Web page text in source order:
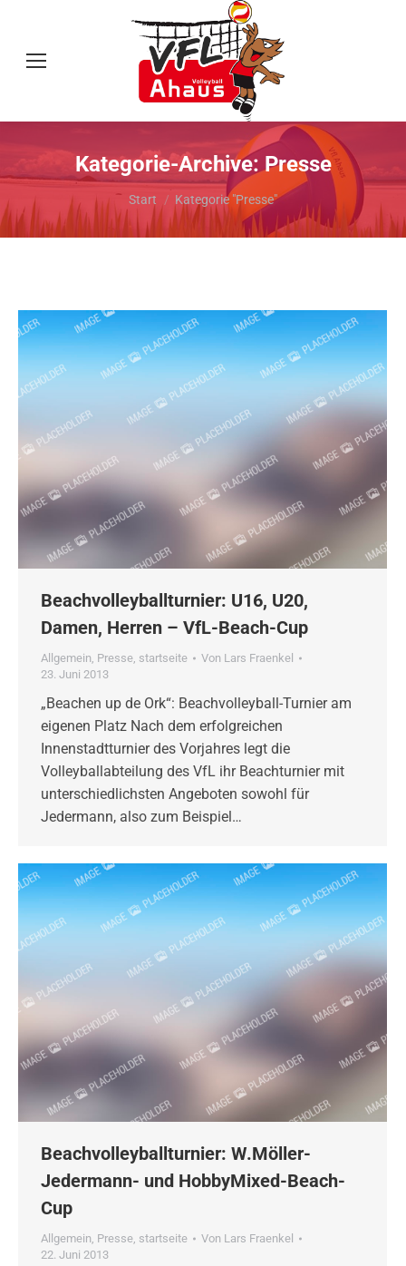
Kategorie-Archive:Presse
Sie befinden sich hier:
Start Kategorie "Presse"
Beachvolleyballturnier: U16, U20,
Damen, Herren – VfL-Beach-Cup
Allgemein, Presse, startseite Von Lars Fraenkel
23. Juni 2013
„Beachen up de Ork“: Beachvolleyball-Turnier am
eigenen Platz Nach dem erfolgreichen
Innenstadtturnier des Vorjahres legt die
Volleyballabteilung des VfL ihr Beachturnier mit
unterschiedlichsten Angeboten sowohl für
Jedermann, also zum Beispiel…
Beachvolleyballturnier: W.Möller-
Jedermann- und HobbyMixed-Beach-
Cup
Allgemein, Presse, startseite Von Lars Fraenkel
22. Juni 2013